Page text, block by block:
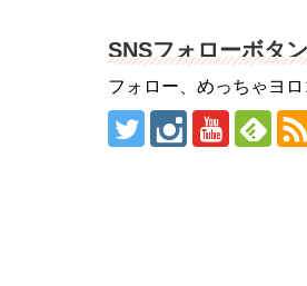
SNSフォローボタン
フォロー、めっちゃヨロ